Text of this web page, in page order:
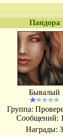
Пандора
Бывалый
Группа:
Сообщений:
Награды: 3